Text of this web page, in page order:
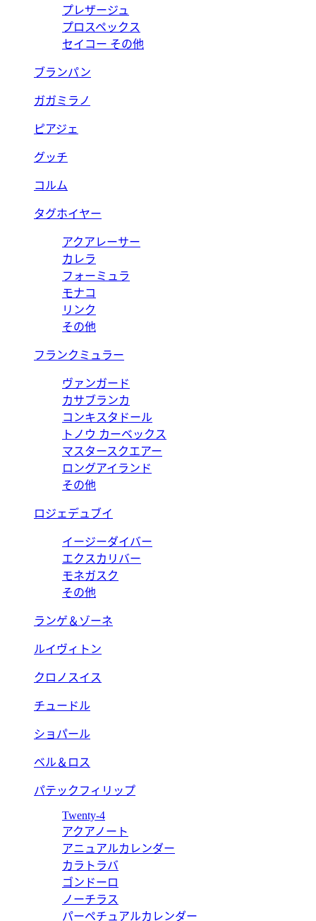
プレザージュ
プロスペックス
セイコー その他
ブランパン
ガガミラノ
ピアジェ
グッチ
コルム
タグホイヤー
アクアレーサー
カレラ
フォーミュラ
モナコ
リンク
その他
フランクミュラー
ヴァンガード
カサブランカ
コンキスタドール
トノウ カーベックス
マスタースクエアー
ロングアイランド
その他
ロジェデュブイ
イージーダイバー
エクスカリバー
モネガスク
その他
ランゲ＆ゾーネ
ルイヴィトン
クロノスイス
チュードル
ショパール
ベル＆ロス
パテックフィリップ
Twenty-4
アクアノート
アニュアルカレンダー
カラトラバ
ゴンドーロ
ノーチラス
パーペチュアルカレンダー